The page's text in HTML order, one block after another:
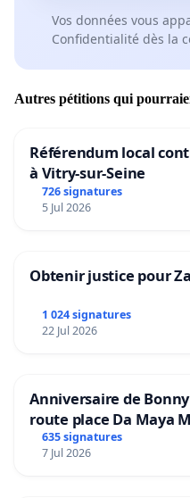
chaque quartiers et
Extension des
Nous plaidons pour
dans le réseau de
Impact sur la
actuelle:
sociale, créant des
psychologiques entre
Vos données vous
Confidentialité dès la
Autres pétitions qui
Référendum local
à Vitry-sur-Seine
726 signatures
5 Jul 2026
Obtenir justice pour
1 024 signatures
22 Jul 2026
Anniversaire de
route place Da Maya M
635 signatures
7 Jul 2026